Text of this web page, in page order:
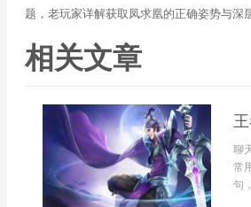
题，老玩家详解获取凤求凰的正确姿势与深
相关文章
聊
常
句